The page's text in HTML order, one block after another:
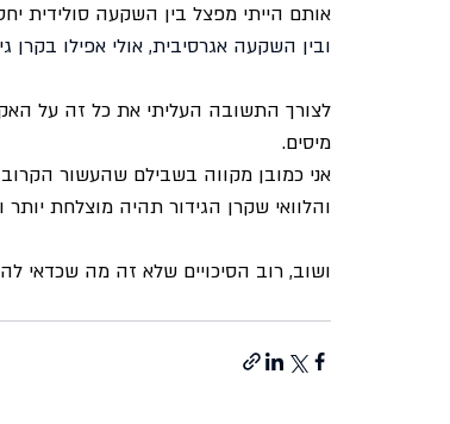
אותם הייתי מפצל בין השקעה סולידית
ובין השקעה אגרסיבית, אולי אפילו בקרן
לצורך התשובה העליתי את כל זה על האקסל
מיסים.
אני כמובן מקווה בשבילם שהעשור הקרוב
והלוואי שקרן הגידור תהיה מוצלחת יותר
ושוב, רוב הסיכויים שלא זה מה שכדאי